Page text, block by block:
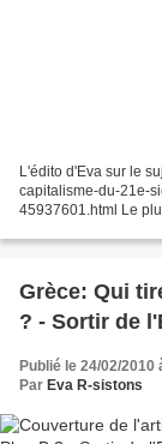
L'édito d'Eva sur le
capitalisme-du-21e-
45937601.html Le
Grèce: Qui
? - Sortir de
Publié le 24/02/2010
Par Eva R-sistons